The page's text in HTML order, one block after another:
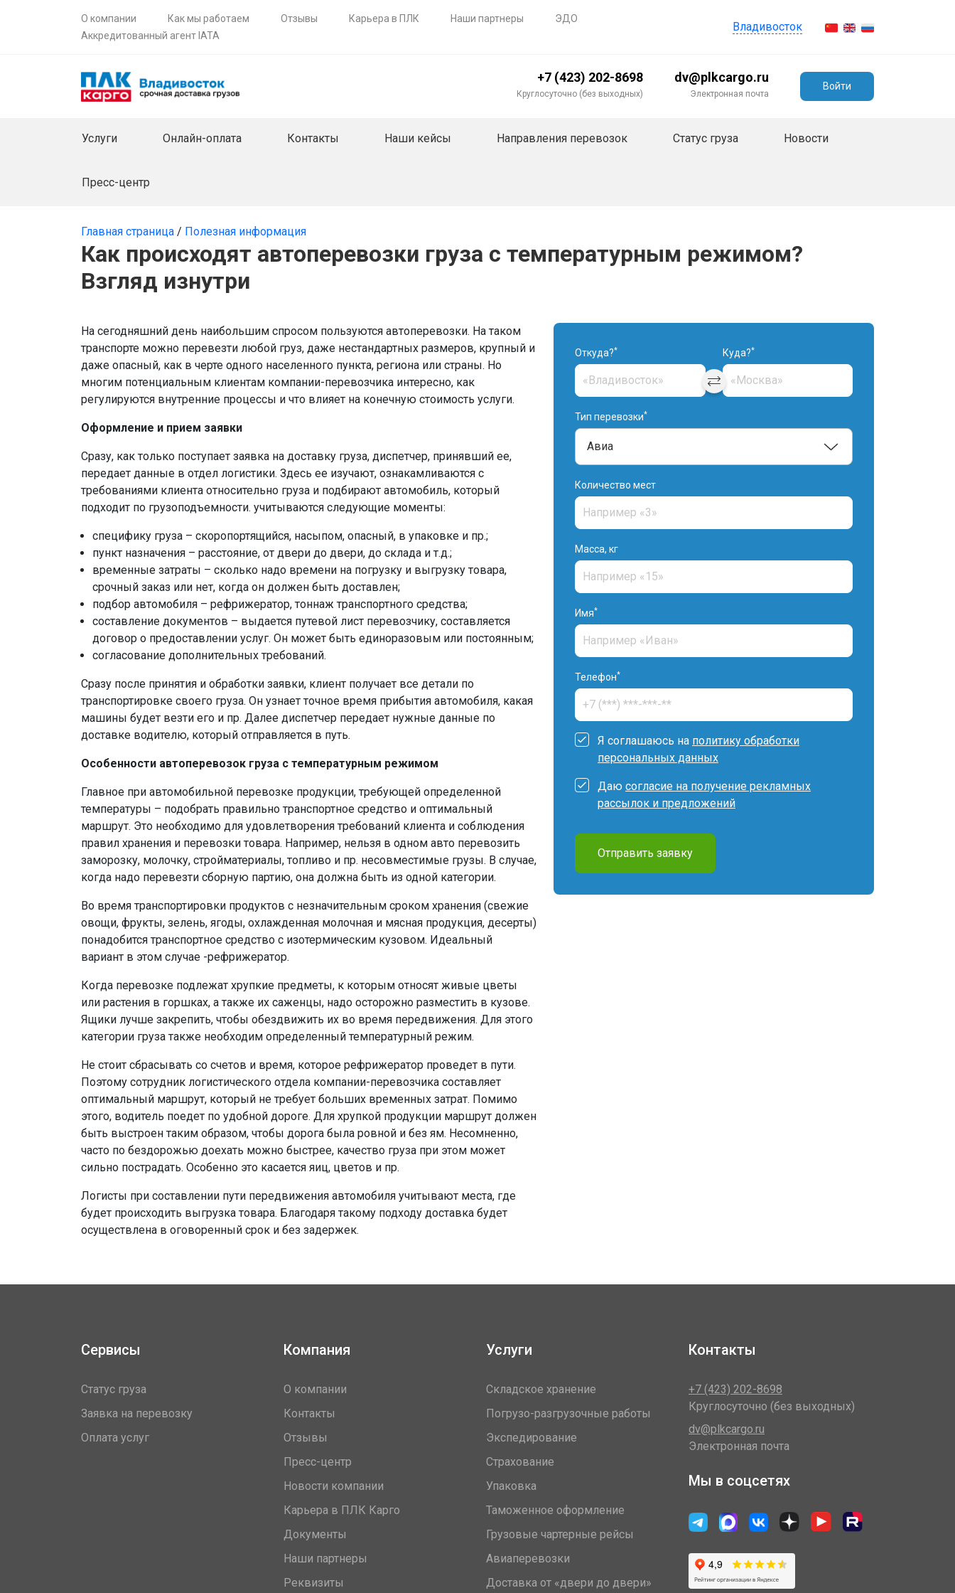
О компании Как мы работаем Отзывы Карьера в ПЛК Наши партнеры
ЭДО
Аккредитованный агент IATA
Владивосток
+7 (423) 202-8698
Круглосуточно (без выходных)
dv@plkcargo.ru
Электронная почта
Войти
Услуги Онлайн-оплата Контакты Наши кейсы Направления перевозок Статус груза Новости
Пресс-центр
Главная страница / Полезная информация
Как происходят автоперевозки груза с температурным режимом?
Взгляд изнутри
На сегодняшний день наибольшим спросом пользуются автоперевозки. На таком
транспорте можно перевезти любой груз, даже нестандартных размеров, крупный и
даже опасный, как в черте одного населенного пункта, региона или страны. Но
многим потенциальным клиентам компании-перевозчика интересно, как
регулируются внутренние процессы и что влияет на конечную стоимость услуги.
Оформление и прием заявки
Сразу, как только поступает заявка на доставку груза, диспетчер, принявший ее,
передает данные в отдел логистики. Здесь ее изучают, ознакамливаются с
требованиями клиента относительно груза и подбирают автомобиль, который
подходит по грузоподъемности. учитываются следующие моменты:
специфику груза – скоропортящийся, насыпом, опасный, в упаковке и пр.;
пункт назначения – расстояние, от двери до двери, до склада и т.д.;
временные затраты – сколько надо времени на погрузку и выгрузку товара,
срочный заказ или нет, когда он должен быть доставлен;
подбор автомобиля – рефрижератор, тоннаж транспортного средства;
составление документов – выдается путевой лист перевозчику, составляется
договор о предоставлении услуг. Он может быть единоразовым или постоянным;
согласование дополнительных требований.
Сразу после принятия и обработки заявки, клиент получает все детали по
транспортировке своего груза. Он узнает точное время прибытия автомобиля, какая
машины будет везти его и пр. Далее диспетчер передает нужные данные по
доставке водителю, который отправляется в путь.
Особенности автоперевозок груза с температурным режимом
Главное при автомобильной перевозке продукции, требующей определенной
температуры – подобрать правильно транспортное средство и оптимальный
маршрут. Это необходимо для удовлетворения требований клиента и соблюдения
правил хранения и перевозки товара. Например, нельзя в одном авто перевозить
заморозку, молочку, стройматериалы, топливо и пр. несовместимые грузы. В случае,
когда надо перевезти сборную партию, она должна быть из одной категории.
Во время транспортировки продуктов с незначительным сроком хранения (свежие
овощи, фрукты, зелень, ягоды, охлажденная молочная и мясная продукция, десерты)
понадобится транспортное средство с изотермическим кузовом. Идеальный
вариант в этом случае -рефрижератор.
Когда перевозке подлежат хрупкие предметы, к которым относят живые цветы
или растения в горшках, а также их саженцы, надо осторожно разместить в кузове.
Ящики лучше закрепить, чтобы обездвижить их во время передвижения. Для этого
категории груза также необходим определенный температурный режим.
Не стоит сбрасывать со счетов и время, которое рефрижератор проведет в пути.
Поэтому сотрудник логистического отдела компании-перевозчика составляет
оптимальный маршрут, который не требует больших временных затрат. Помимо
этого, водитель поедет по удобной дороге. Для хрупкой продукции маршрут должен
быть выстроен таким образом, чтобы дорога была ровной и без ям. Несомненно,
часто по бездорожью доехать можно быстрее, качество груза при этом может
сильно пострадать. Особенно это касается яиц, цветов и пр.
Логисты при составлении пути передвижения автомобиля учитывают места, где
будет происходить выгрузка товара. Благодаря такому подходу доставка будет
осуществлена в оговоренный срок и без задержек.
Откуда?* Куда?*
Тип перевозки*
Количество мест
Масса, кг
Имя*
Телефон*
Я соглашаюсь на политику обработки
персональных данных
Даю согласие на получение рекламных
рассылок и предложений
Отправить заявку
Сервисы
Статус груза
Заявка на перевозку
Оплата услуг
Компания
О компании
Контакты
Отзывы
Пресс-центр
Новости компании
Карьера в ПЛК Карго
Документы
Наши партнеры
Реквизиты
Услуги
Складское хранение
Погрузо-разгрузочные работы
Экспедирование
Страхование
Упаковка
Таможенное оформление
Грузовые чартерные рейсы
Авиаперевозки
Доставка от «двери до двери»
Контакты
+7 (423) 202-8698
Круглосуточно (без выходных)
dv@plkcargo.ru
Электронная почта
Мы в соцсетях